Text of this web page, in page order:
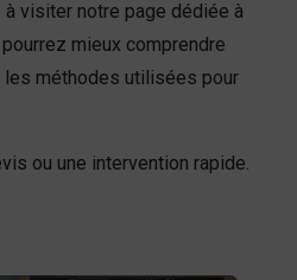
à visiter notre page dédiée à
mieux comprendre
les méthodes utilisées pour
ou une intervention rapide.